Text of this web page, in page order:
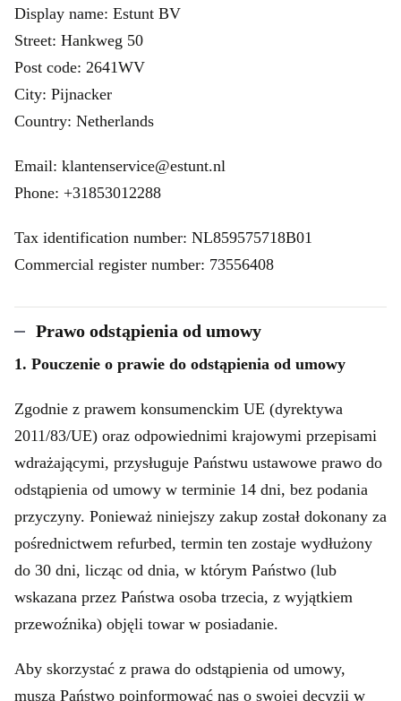
Display name: Estunt BV
Street: Hankweg 50
Post code: 2641WV
City: Pijnacker
Country: Netherlands
Email: klantenservice@estunt.nl
Phone: +31853012288
Tax identification number: NL859575718B01
Commercial register number: 73556408
Prawo odstąpienia od umowy
1. Pouczenie o prawie do odstąpienia od umowy
Zgodnie z prawem konsumenckim UE (dyrektywa
2011/83/UE) oraz odpowiednimi krajowymi przepisami
wdrażającymi, przysługuje Państwu ustawowe prawo do
odstąpienia od umowy w terminie 14 dni, bez podania
przyczyny. Ponieważ niniejszy zakup został dokonany za
pośrednictwem refurbed, termin ten zostaje wydłużony
do 30 dni, licząc od dnia, w którym Państwo (lub
wskazana przez Państwa osoba trzecia, z wyjątkiem
przewoźnika) objęli towar w posiadanie.
Aby skorzystać z prawa do odstąpienia od umowy,
muszą Państwo poinformować nas o swojej decyzji w